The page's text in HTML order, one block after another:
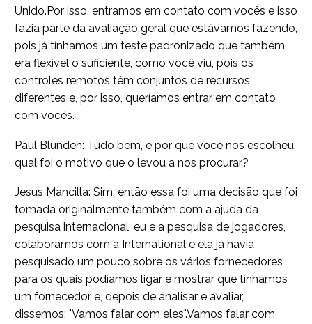
Unido.Por isso, entramos em contato com vocês e isso
fazia parte da avaliação geral que estávamos fazendo,
pois já tínhamos um teste padronizado que também
era flexível o suficiente, como você viu, pois os
controles remotos têm conjuntos de recursos
diferentes e, por isso, queríamos entrar em contato
com vocês.
Paul Blunden: Tudo bem, e por que você nos escolheu,
qual foi o motivo que o levou a nos procurar?
Jesus Mancilla: Sim, então essa foi uma decisão que foi
tomada originalmente também com a ajuda da
pesquisa internacional, eu e a pesquisa de jogadores,
colaboramos com a International e ela já havia
pesquisado um pouco sobre os vários fornecedores
para os quais podíamos ligar e mostrar que tínhamos
um fornecedor e, depois de analisar e avaliar,
dissemos: "Vamos falar com eles".Vamos falar com